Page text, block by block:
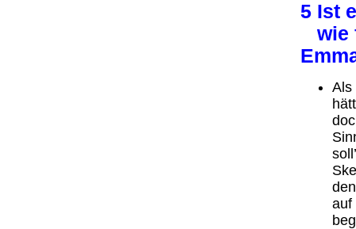
5 Ist
wie
Als
auf